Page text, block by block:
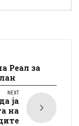
Реал за
NEXT
ја
на